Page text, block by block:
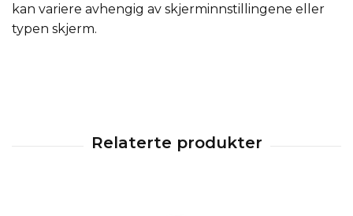
kan variere avhengig av skjerminnstillingene eller
typen skjerm.